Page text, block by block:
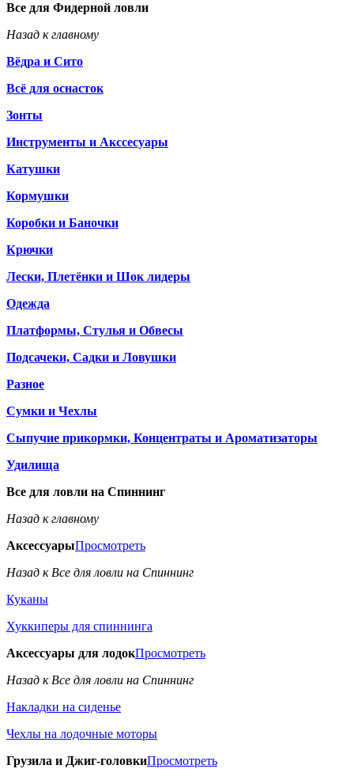
Все для Фидерной ловли
Назад к главному
Вёдра и Сито
Всё для оснасток
Зонты
Инструменты и Акссесуары
Катушки
Кормушки
Коробки и Баночки
Крючки
Лески, Плетёнки и Шок лидеры
Одежда
Платформы, Стулья и Обвесы
Подсачеки, Садки и Ловушки
Разное
Сумки и Чехлы
Сыпучие прикормки, Концентраты и Ароматизаторы
Удилища
Все для ловли на Спиннинг
Назад к главному
АксессуарыПросмотреть
Назад к Все для ловли на Спиннинг
Куканы
Хуккиперы для спиннинга
Аксессуары для лодокПросмотреть
Назад к Все для ловли на Спиннинг
Накладки на сиденье
Чехлы на лодочные моторы
Грузила и Джиг-головкиПросмотреть